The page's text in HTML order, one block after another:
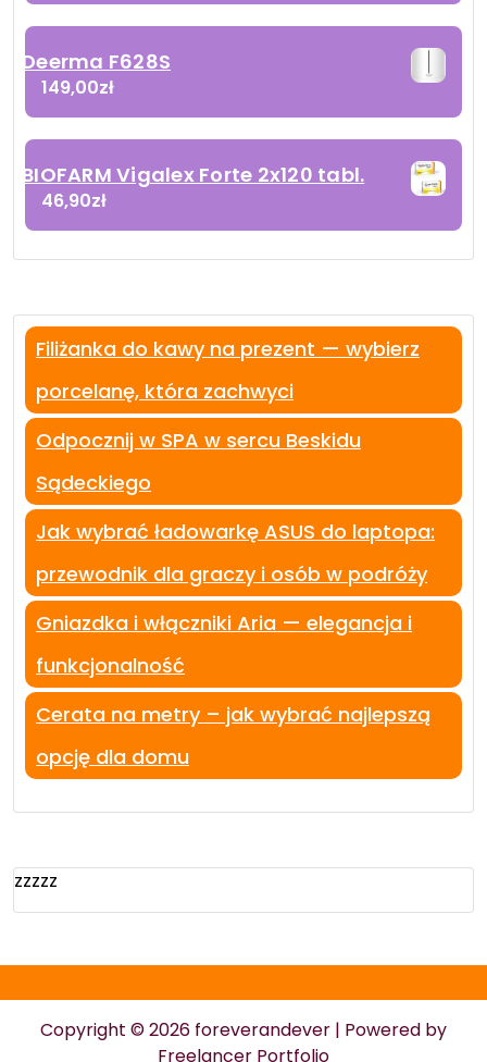
Deerma F628S
149,00zł
BIOFARM Vigalex Forte 2x120 tabl.
46,90zł
Filiżanka do kawy na prezent — wybierz
porcelanę, która zachwyci
Odpocznij w SPA w sercu Beskidu
Sądeckiego
Jak wybrać ładowarkę ASUS do laptopa:
przewodnik dla graczy i osób w podróży
Gniazdka i włączniki Aria — elegancja i
funkcjonalność
Cerata na metry – jak wybrać najlepszą
opcję dla domu
zzzzz
Copyright © 2026 foreverandever | Powered by
Freelancer Portfolio